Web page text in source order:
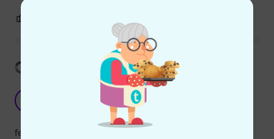
Vis oversættelse
Sorotara 19.07.2024
features